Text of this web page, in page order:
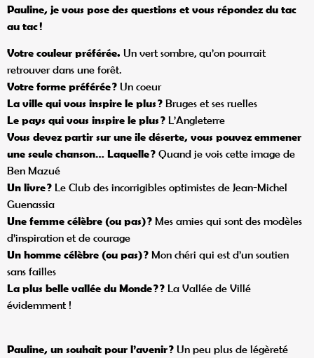
Pauline, je vous pose des questions et vous répondez du tac
au tac!
Votre couleur préférée. Un vert sombre, qu’on pourrait
retrouver dans une forêt.
Votre forme préférée? Un coeur
La ville qui vous inspire le plus? Bruges et ses ruelles
Le pays qui vous inspire le plus? L’Angleterre
Vous devez partir sur une ile déserte, vous pouvez emmener
une seule chanson… Laquelle? Quand je vois cette image de
Ben Mazué
Un livre? Le Club des incorrigibles optimistes de Jean-Michel
Guenassia
Une femme célèbre (ou pas)? Mes amies qui sont des modèles
d’inspiration et de courage
Un homme célèbre (ou pas)? Mon chéri qui est d’un soutien
sans failles
La plus belle vallée du Monde?? La Vallée de Villé
évidemment !
Pauline, un souhait pour l’avenir? Un peu plus de légèreté